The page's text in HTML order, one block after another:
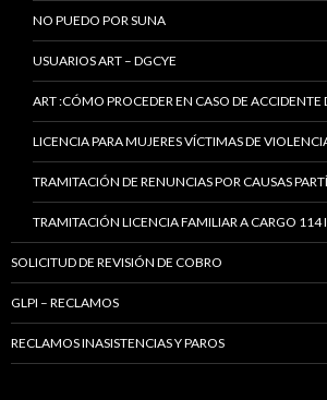
NO PUEDO POR SUNA
USUARIOS ART – DGCYE
ART :CÓMO PROCEDER EN CASO DE ACCIDENTE
LICENCIA PARA MUJERES VÍCTIMAS DE
TRAMITACIÓN DE RENUNCIAS POR CAUSAS
TRAMITACIÓN LICENCIA FAMILIAR A CARGO 114
SOLICITUD DE REVISIÓN DE COBRO
GLPI – RECLAMOS
RECLAMOS INASISTENCIAS Y PAROS